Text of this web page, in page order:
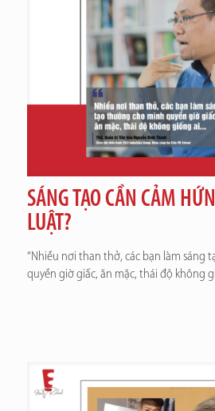
SÁNG TẠO CẦN CẢM
LUẬT?
“Nhiều nơi than thở, các bạn làm sáng
quyền giờ giấc, ăn mặc, thái độ không